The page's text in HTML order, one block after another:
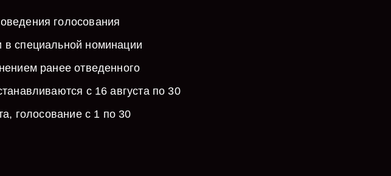
голосования
специальной номинации
ранее отведенного
с 16 августа по 30
голосование с 1 по 30